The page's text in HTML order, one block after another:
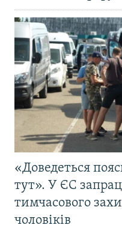
«Доведеться
тут». У ЄС
тимчасового
чоловіків